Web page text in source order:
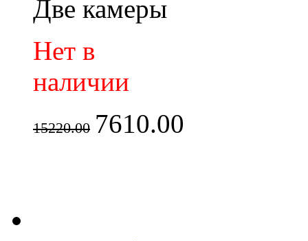
Две камеры
Нет в
наличии
15220.00 7610.00